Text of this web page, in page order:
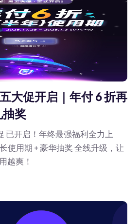
大促开启｜年付 6 折再
奖
已开启！年终最强福利全力上
使用期 + 豪华抽奖 全线升级，让
越爽！